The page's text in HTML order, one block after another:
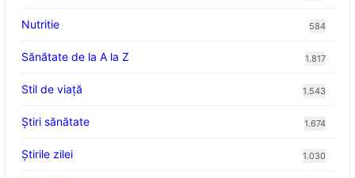
Nutritie 584
Sănătate de la A la Z 1.817
Stil de viaţă 1.543
Ştiri sănătate 1.674
Știrile zilei 1.030